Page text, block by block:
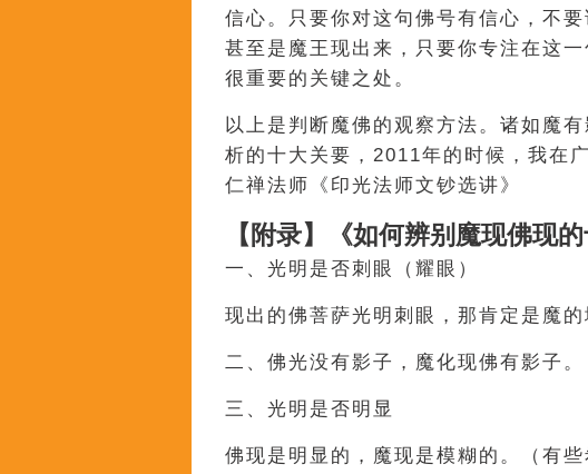
信心。只要你对这句佛号有信心，不
甚至是魔王现出来，只要你专注在这
很重要的关键之处。
以上是判断魔佛的观察方法。诸如魔
析的十大关要，2011年的时候，我在
仁禅法师《印光法师文钞选讲》
【附录】《如何辨别魔现佛现的
一、光明是否刺眼（耀眼）
现出的佛菩萨光明刺眼，那肯定是魔
二、佛光没有影子，魔化现佛有影子。
三、光明是否明显
佛现是明显的，魔现是模糊的。（有